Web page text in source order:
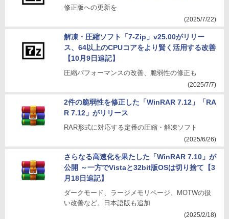
修正版への更新を
(2025/7/22)
解凍・圧縮ソフト「7-Zip」v25.00がリリー
ス、64以上のCPUコアをより賢く活用する改善
【10月9日追記】
圧縮パフォーマンスの改善、脆弱性の修正も
(2025/7/7)
2件の脆弱性を修正した「WinRAR 7.12」「RA
R 7.12」がリリース
RAR形式に対応する定番の圧縮・解凍ソフト
(2025/6/26)
さらなる高速化を果たした「WinRAR 7.10」が
公開 ～一方でVistaと32bit版OSは切り捨て【3
月18日追記】
ダークモード、ラージメモリページ、MOTWの扱
い改善など。日本語版も追加
(2025/2/18)